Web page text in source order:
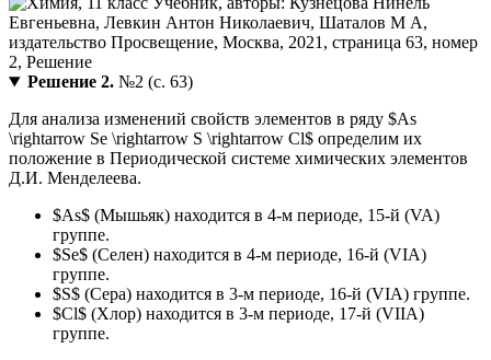
Решение 2.№2 (с. 63)
Для анализа изменений свойств элементов в ряду $As
\rightarrow Se \rightarrow S \rightarrow Cl$ определим их
положение в Периодической системе химических элементов
Д.И. Менделеева.
$As$ (Мышьяк) находится в 4-м периоде, 15-й (VA)
группе.
$Se$ (Селен) находится в 4-м периоде, 16-й (VIA)
группе.
$S$ (Сера) находится в 3-м периоде, 16-й (VIA) группе.
$Cl$ (Хлор) находится в 3-м периоде, 17-й (VIIA)
группе.